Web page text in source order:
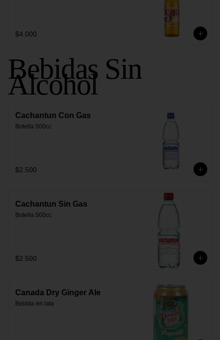
$4.000
Bebidas Sin
Alcohol
Cachantun Con Gas
Botella 500cc
$2.500
Cachantun Sin Gas
Botella 500cc
$2.500
Canada Dry Ginger Ale
Bebida en lata